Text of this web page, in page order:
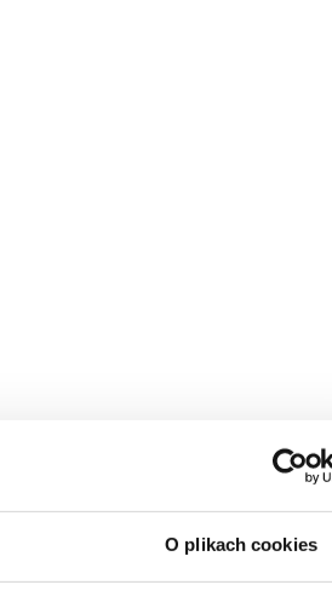
O plikach cookies